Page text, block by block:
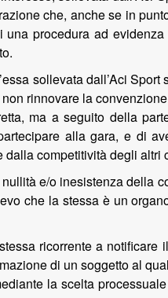
che, anche se in
procedura ad
sollevata dall’Aci
rinnovare la
ma a seguito della
alla gara, e di
competitività degli altri
e/o inesistenza della
che la stessa è un
ricorrente a
di un soggetto al
la scelta